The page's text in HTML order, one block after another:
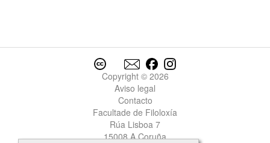
recear
Copyright © 2026
Aviso legal
Contacto
Facultade de Filoloxía
Rúa Lisboa 7
15008 A Coruña